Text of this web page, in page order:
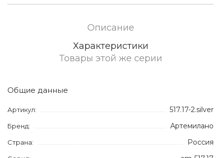
Описание
Характеристики
Товары этой же серии
Общие данные
Артикул: 517.17-2.silver
Бренд: Артемилано
Страна: Россия